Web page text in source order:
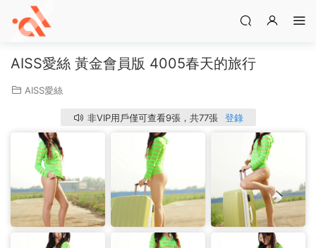
AISS愛絲 黃金會員版 4005春天的旅行
AISS愛絲
非VIP用戶僅可查看9張，共77張 登錄